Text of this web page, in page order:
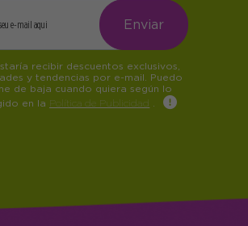
recibir descuentos exclusivos,
y tendencias por e-mail. Puedo
de baja cuando quiera según lo
en la Política de Publicidad